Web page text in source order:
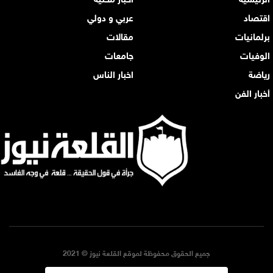
اقتصاد
عربي و دولي
برلمانيات
مقالات
الوفيات
جامعات
رياضة
اخبار الناس
أخبار الفن
جميع الحقوق محفوظة لموقع القلعة نيوز © 2021